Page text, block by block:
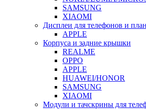
SAMSUNG
XIAOMI
Дисплеи для телефонов и
APPLE
Корпуса и задние крышки
REALME
OPPO
APPLE
HUAWEI/HONOR
SAMSUNG
XIAOMI
Модули и тачскрины для